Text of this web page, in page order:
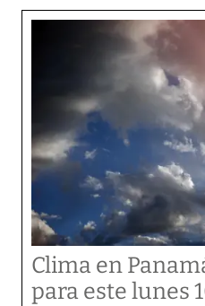
Clima en
para este lunes